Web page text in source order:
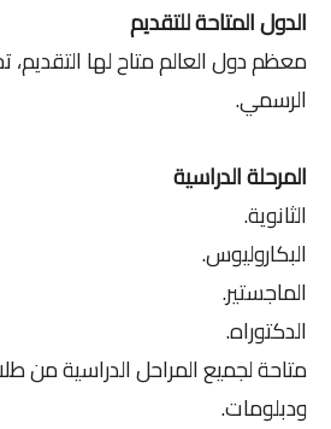
الدول المتاحة للتقديم
معظم دول العالم متاح لها
الرسمي.
المرحلة الدراسية
الثانوية.
البكاروليوس.
الماجستير.
الدكتوراه.
متاحة لجميع المراحل الدراسية من
ودبلومات.